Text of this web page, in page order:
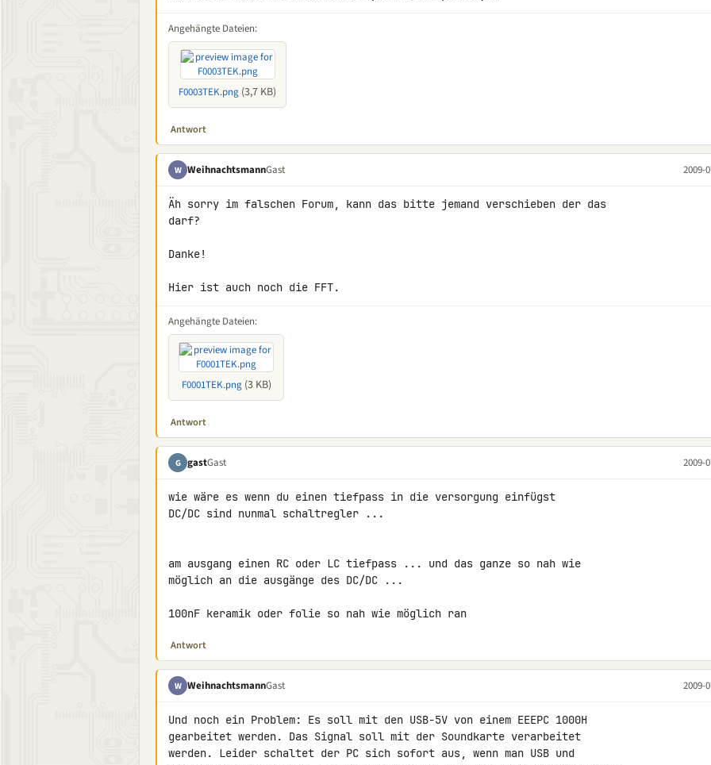
Angehängte Dateien:
F0003TEK.png (3,7 KB)
Antwort
W WeihnachtsmannGast 2009-
Äh sorry im falschen Forum, kann das bitte jemand verschieben der das
darf?
Danke!
Hier ist auch noch die FFT.
Angehängte Dateien:
F0001TEK.png(3 KB)
Antwort
G gastGast 2009-
wie wäre es wenn du einen tiefpass in die versorgung einfügst
DC/DC sind nunmal schaltregler ...
am ausgang einen RC oder LC tiefpass ... und das ganze so nah wie
möglich an die ausgänge des DC/DC ...
100nF keramik oder folie so nah wie möglich ran
Antwort
W WeihnachtsmannGast 2009-
Und noch ein Problem: Es soll mit den USB-5V von einem EEEPC 1000H
gearbeitet werden. Das Signal soll mit der Soundkarte verarbeitet
werden. Leider schaltet der PC sich sofort aus, wenn man USB und